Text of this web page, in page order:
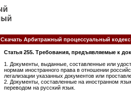
Скачать Арбитражный процессуальный
Статья 255. Требования, предъявляемые к
1. Документы, выданные, составленные или
нормам иностранного права в отношении
легализации указанных документов или
2. Документы, составленные на иностранном
переводом на русский язык.